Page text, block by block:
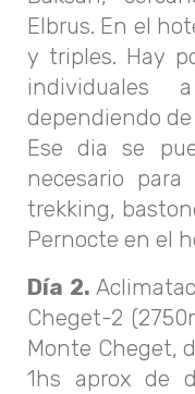
Elbrus. En el
y triples. Hay
dependiendo
Ese dia se
necesario
trekking,
Pernocte en el
Día 2.
Cheget-2
Monte Cheget,
1hs aprox de